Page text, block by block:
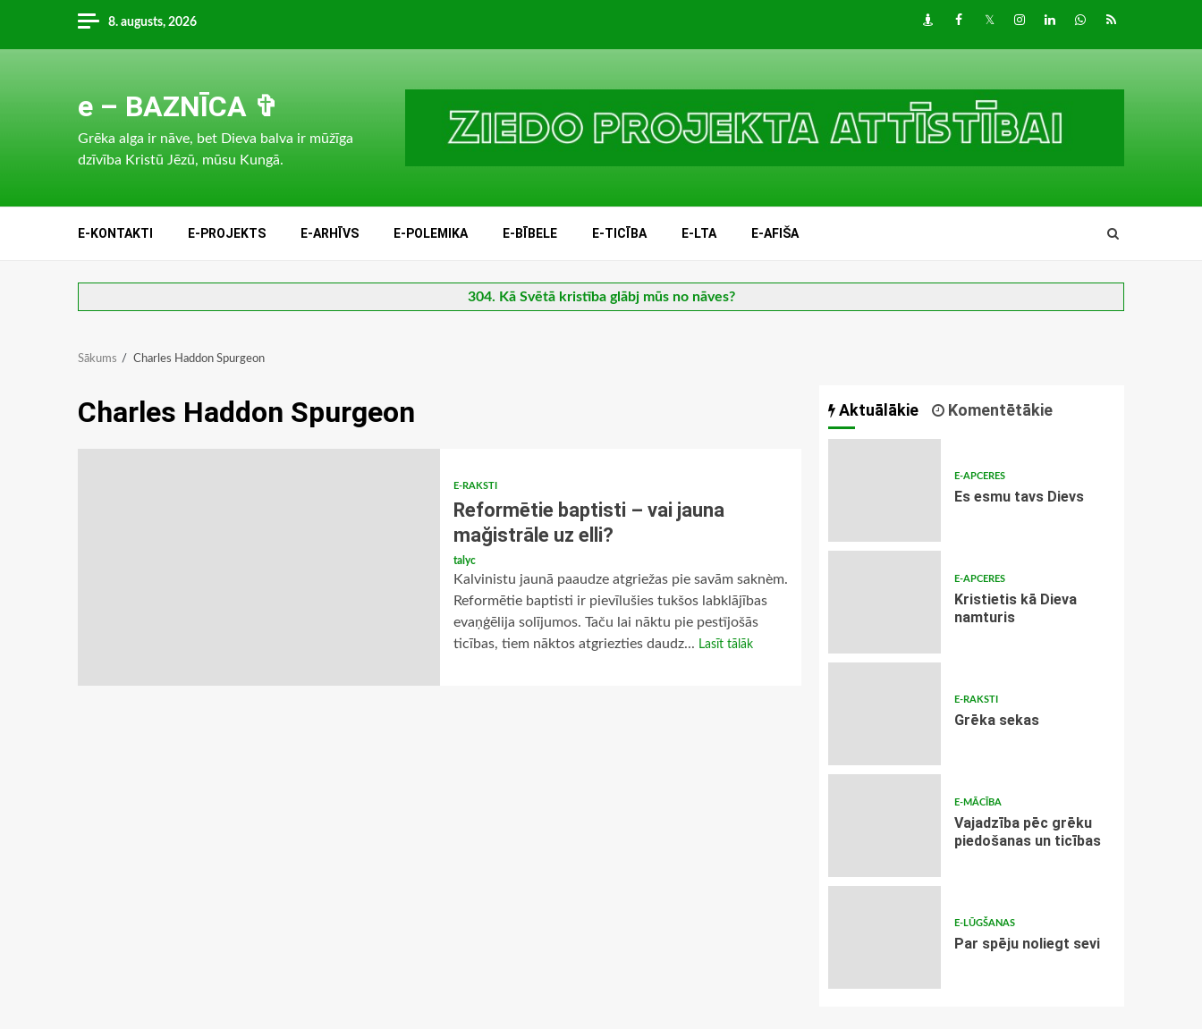
content
8. augusts, 2026 DraugiemFacebook
TwitterInstagram
LinkedInwhatsapp
RSS
e – BAZNĪCA ✞
Grēka alga ir nāve, bet Dieva balva ir mūžīga
dzīvība Kristū Jēzū, mūsu Kungā.
E-KONTAKTI E-PROJEKTS E-ARHĪVS E-POLEMIKA E-BĪBELE E-TICĪBA E-LTA E-AFIŠA
304. Kā Svētā kristība glābj mūs no nāves?
Sākums Charles Haddon Spurgeon
Charles Haddon Spurgeon
E-RAKSTI
Reformētie baptisti – vai jauna
mağistrāle uz elli?
talyc
Kalvinistu jaunā paaudze atgriežas pie savām saknèm.
Reformētie baptisti ir pievīlušies tukšos labklājības
evaņģēlija solījumos. Taču lai nāktu pie pestījošās
ticības, tiem nāktos atgriezties daudz... Lasīt tālāk
Aktuālākie Komentētākie
E-APCERES
Es esmu tavs Dievs
E-APCERES
Kristietis kā Dieva
namturis
E-RAKSTI
Grēka sekas
E-MĀCĪBA
Vajadzība pēc grēku
piedošanas un ticības
E-LŪGŠANAS
Par spēju noliegt sevi